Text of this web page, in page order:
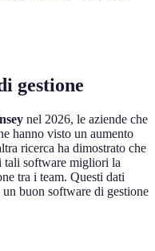
gestione
nel 2026, le aziende che
hanno visto un aumento
ricerca ha dimostrato che
tali software migliori la
tra i team. Questi dati
buon software di gestione